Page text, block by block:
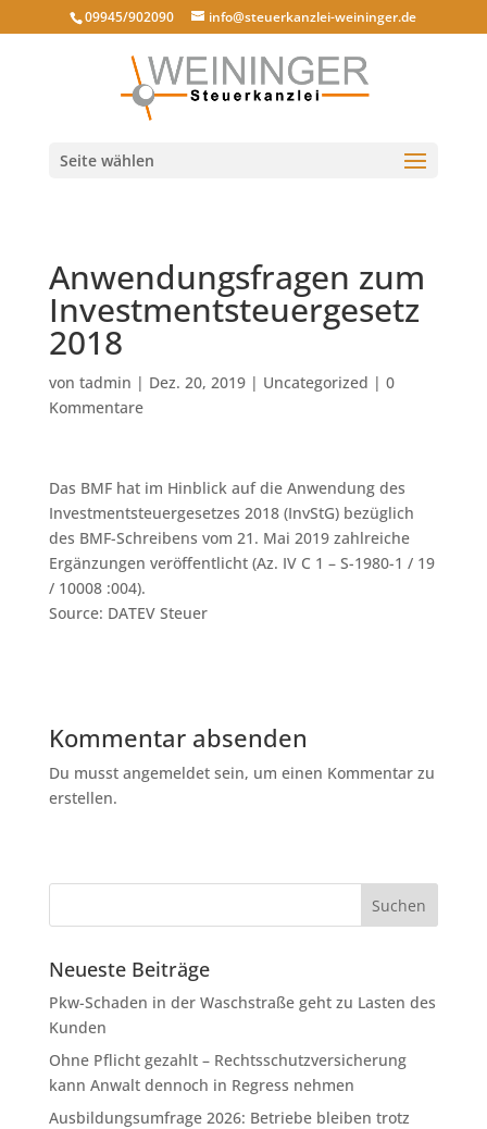
09945/902090 info@steuerkanzlei-weininger.de
Seite wählen
Anwendungsfragen zum
Investmentsteuergesetz
2018
von tadmin | Dez. 20, 2019| Uncategorized | 0
Kommentare
Das BMF hat im Hinblick auf die Anwendung des
Investmentsteuergesetzes 2018 (InvStG) bezüglich
des BMF-Schreibens vom 21. Mai 2019 zahlreiche
Ergänzungen veröffentlicht (Az. IV C 1 – S-1980-1 / 19
/ 10008 :004).
Source: DATEV Steuer
Kommentar absenden
Du musst angemeldet sein, um einen Kommentar zu
erstellen.
Neueste Beiträge
Pkw-Schaden in der Waschstraße geht zu Lasten des
Kunden
Ohne Pflicht gezahlt – Rechtsschutzversicherung
kann Anwalt dennoch in Regress nehmen
Ausbildungsumfrage 2026: Betriebe bleiben trotz